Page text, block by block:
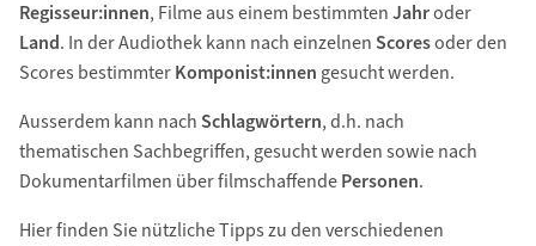
Regisseur:innen, Filme aus einem bestimmtenJahroder
Land. In der Audiothek kann nach einzelnenScoresoder den
Scores bestimmterKomponist:innen gesucht werden.
Ausserdem kann nachSchlagwörtern, d.h. nach
thematischen Sachbegriffen, gesucht werden sowie nach
Dokumentarfilmen über filmschaffendePersonen.
Hier finden Sie nützliche Tipps zu den verschiedenen